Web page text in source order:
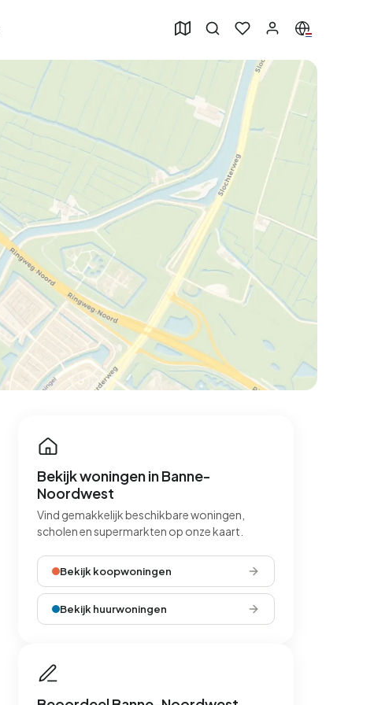
Bekijk woningen in Banne-
Noordwest
Vind gemakkelijk beschikbare woningen,
scholen en supermarkten op onze kaart.
Bekijk koopwoningen
Bekijk huurwoningen